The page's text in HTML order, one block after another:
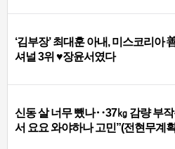
‘김부장’ 최대훈 아내, 미스코리아
셔널 3위 ♥장윤서였다
신동 살 너무 뺐나‥37㎏ 감량 부
서 요요 와야하나 고민”(전현무계